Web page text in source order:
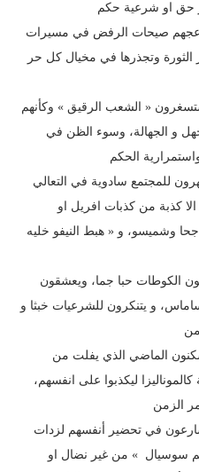
صيحات الرفض في مسيرات
الثورة وتجذرها في مخيال كل حر
« الشعب الرقيق » وكأنهم
و الجهالة، وسوء الظن في
للمجتمع سادوية في التعالي
كذبة من كذبات افريل او
وشميسو، و « هبط النيفو خليه
الكوطات حبا جما، ويعشقون
و يتنكرون للشرعيات خبثا و
الماضي الذي يفلت من
ليكذبوا على انفسهم،
في تحضير أنفسهم لزدات
سوسيال » من غير نضال او